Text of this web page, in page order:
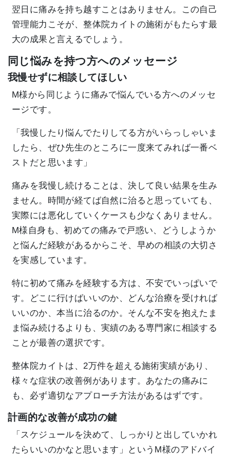
翌日に痛みを持ち越すことはありません。この自己
管理能力こそが、整体院カイトの施術がもたらす最
大の成果と言えるでしょう。
同じ悩みを持つ方へのメッセージ
我慢せずに相談してほしい
M様から同じように痛みで悩んでいる方へのメッセ
ージです。
「我慢したり悩んでたりしてる方がいらっしゃいま
したら、ぜひ先生のところに一度来てみれば一番ベ
ストだと思います」
痛みを我慢し続けることは、決して良い結果を生み
ません。時間が経てば自然に治ると思っていても、
実際には悪化していくケースも少なくありません。
M様自身も、初めての痛みで戸惑い、どうしようか
と悩んだ経験があるからこそ、早めの相談の大切さ
を実感しています。
特に初めて痛みを経験する方は、不安でいっぱいで
す。どこに行けばいいのか、どんな治療を受ければ
いいのか、本当に治るのか。そんな不安を抱えたま
ま悩み続けるよりも、実績のある専門家に相談する
ことが最善の選択です。
整体院カイトは、2万件を超える施術実績があり、
様々な症状の改善例があります。あなたの痛みに
も、必ず適切なアプローチ方法があるはずです。
計画的な改善が成功の鍵
「スケジュールを決めて、しっかりと出していかれ
たらいいのかなと思います」というM様のアドバイ